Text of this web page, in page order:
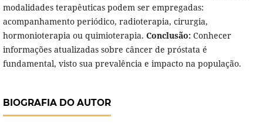
modalidades terapêuticas podem ser empregadas:
acompanhamento periódico, radioterapia, cirurgia,
hormonioterapia ou quimioterapia. Conclusão:Conhecer
informações atualizadas sobre câncer de próstata é
fundamental, visto sua prevalência e impacto na população.
BIOGRAFIA DO AUTOR